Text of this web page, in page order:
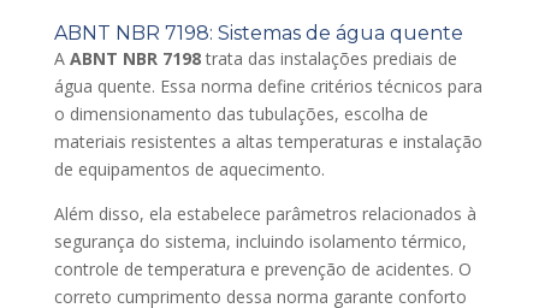
ABNT NBR 7198: Sistemas de água quente
A ABNT NBR 7198trata das instalações prediais de
água quente. Essa norma define critérios técnicos para
o dimensionamento das tubulações, escolha de
materiais resistentes a altas temperaturas e instalação
de equipamentos de aquecimento.
Além disso, ela estabelece parâmetros relacionados à
segurança do sistema, incluindo isolamento térmico,
controle de temperatura e prevenção de acidentes. O
correto cumprimento dessa norma garante conforto